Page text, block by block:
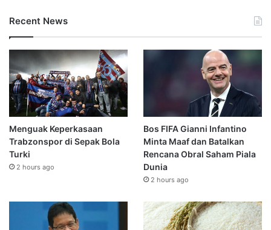
Recent News
Menguak Keperkasaan
Trabzonspor di Sepak Bola
Turki
2 hours ago
Bos FIFA Gianni Infantino
Minta Maaf dan Batalkan
Rencana Obral Saham Piala
Dunia
2 hours ago